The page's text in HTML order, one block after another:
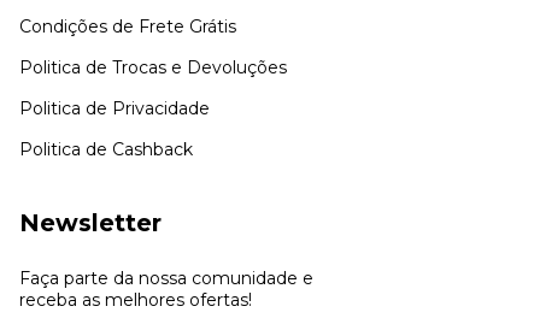
Condições de Frete Grátis
Politica de Trocas e Devoluções
Politica de Privacidade
Politica de Cashback
Newsletter
Faça parte da nossa comunidade e
receba as melhores ofertas!